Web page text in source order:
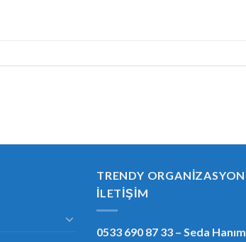
TRENDY ORGANIZASYON
İLETIŞIM
0533 690 87 33 – Seda Hanım